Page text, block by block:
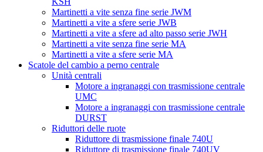
Martinetti a vite senza fine serie JWM
Martinetti a vite a sfere serie JWB
Martinetti a vite a sfere ad alto passo serie JWH
Martinetti a vite senza fine serie MA
Martinetti a vite a sfere serie MA
Scatole del cambio a perno centrale
Unità centrali
Motore a ingranaggi con trasmissione centrale
UMC
Motore a ingranaggi con trasmissione centrale
DURST
Riduttori delle ruote
Riduttore di trasmissione finale 740U
Riduttore di trasmissione finale 740UV